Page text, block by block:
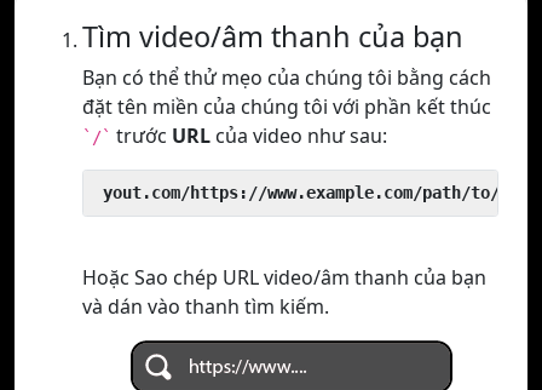
Tìm video/âm thanh của bạn
Bạn có thể thử mẹo của chúng tôi bằng cách
đặt tên miền của chúng tôi với phần kết thúc
`/` trước URL của video như sau:
yout.com/https://www.example.com/path/to/
Hoặc Sao chép URL video/âm thanh của bạn
và dán vào thanh tìm kiếm.